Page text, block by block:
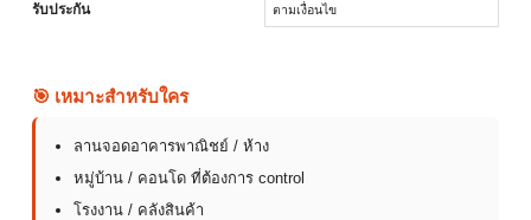
รับประกัน ตามเงื่อนไข
🎯 เหมาะสำหรับใคร
ลานจอดอาคารพาณิชย์ / ห้าง
หมู่บ้าน / คอนโด ที่ต้องการ control
โรงงาน / คลังสินค้า